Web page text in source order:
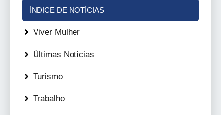
ÍNDICE DE NOTÍCIAS
Viver Mulher
Últimas Notícias
Turismo
Trabalho